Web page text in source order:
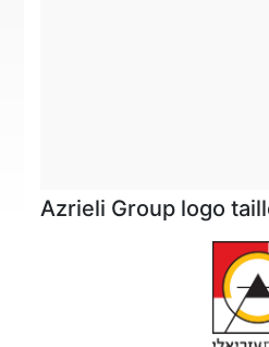
Azrieli Group logo